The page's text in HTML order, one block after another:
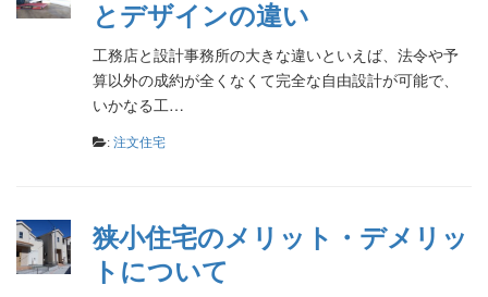
とデザインの違い
工務店と設計事務所の大きな違いといえば、法令や予
算以外の成約が全くなくて完全な自由設計が可能で、
いかなる工…
: 注文住宅
狭小住宅のメリット・デメリッ
トについて